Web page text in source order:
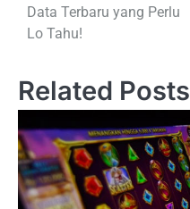
Data Terbaru yang Perlu
Lo Tahu!
Related Posts